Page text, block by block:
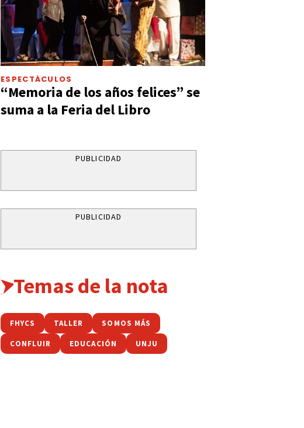
ESPECTÁCULOS
“Memoria de los años felices” se
suma a la Feria del Libro
PUBLICIDAD
PUBLICIDAD
Temas de la nota
FHYCS TALLER SOMOS MÁS
CONFLUIR EDUCACIÓN UNJU